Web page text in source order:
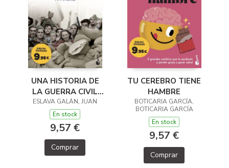
UNA HISTORIA DE
LA GUERRA CIVIL
QUE NO VA A
GUSTAR A NADIE
ESLAVA GALÁN, JUAN
En stock
9,57 €
Comprar
TU CEREBRO TIENE
HAMBRE
BOTICARIA GARCÍA,
BOTICARIA GARCÍA
En stock
9,57 €
Comprar